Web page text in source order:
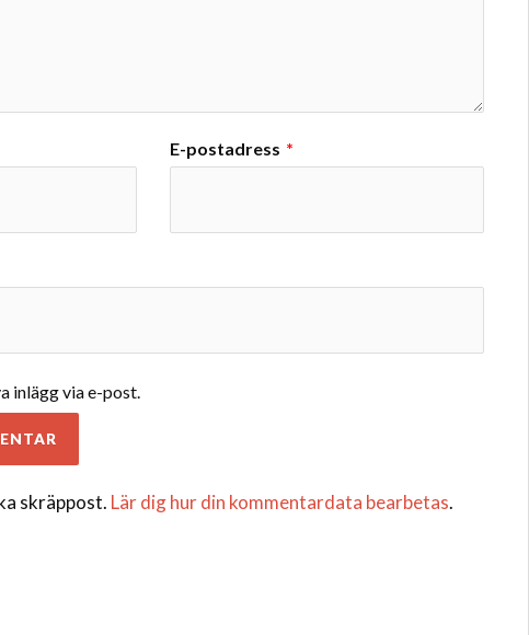
E-postadress *
inlägg via e-post.
skräppost. Lär dig hur din kommentardata bearbetas.